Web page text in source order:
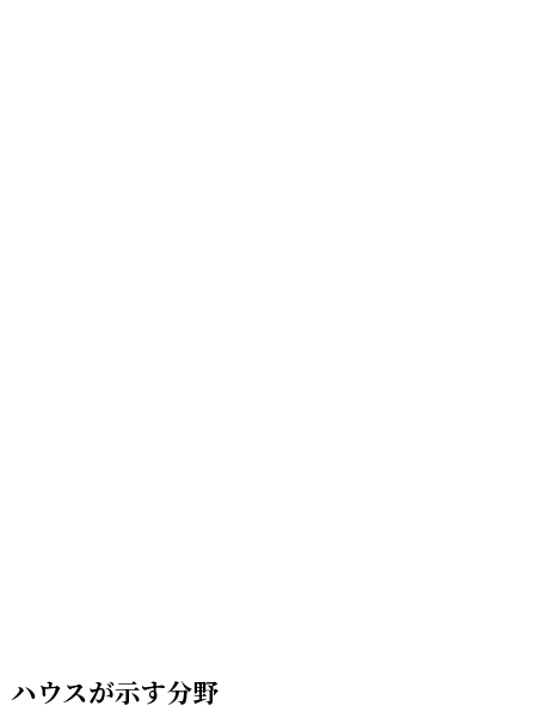
ハウスが示す分野